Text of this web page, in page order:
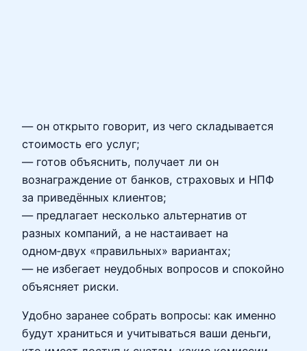
— он открыто говорит, из чего складывается
стоимость его услуг;
— готов объяснить, получает ли он
вознаграждение от банков, страховых и НПФ
за приведённых клиентов;
— предлагает несколько альтернатив от
разных компаний, а не настаивает на
одном‑двух «правильных» вариантах;
— не избегает неудобных вопросов и спокойно
объясняет риски.
Удобно заранее собрать вопросы: как именно
будут храниться и учитываться ваши деньги,